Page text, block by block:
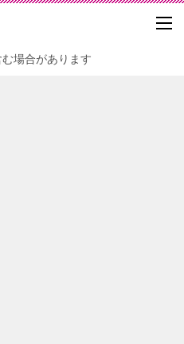
場合があります